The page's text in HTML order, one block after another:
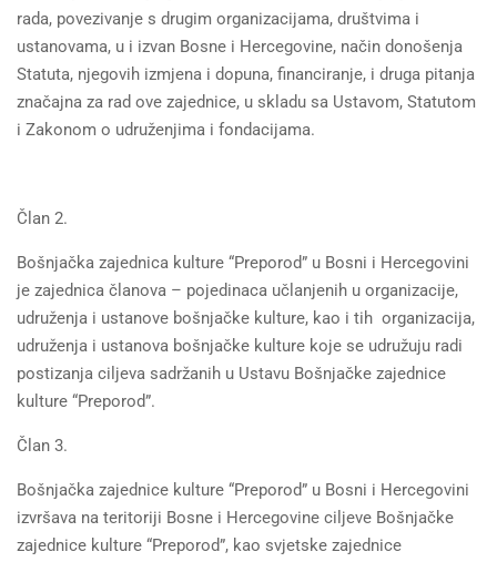
rada, povezivanje s drugim organizacijama, društvima i
ustanovama, u i izvan Bosne i Hercegovine, način donošenja
Statuta, njegovih izmjena i dopuna, financiranje, i druga pitanja
značajna za rad ove zajednice, u skladu sa Ustavom, Statutom
i Zakonom o udruženjima i fondacijama.
Član 2.
Bošnjačka zajednica kulture “Preporod” u Bosni i Hercegovini
je zajednica članova – pojedinaca učlanjenih u organizacije,
udruženja i ustanove bošnjačke kulture, kao i tih organizacija,
udruženja i ustanova bošnjačke kulture koje se udružuju radi
postizanja ciljeva sadržanih u Ustavu Bošnjačke zajednice
kulture “Preporod”.
Član 3.
Bošnjačka zajednice kulture “Preporod” u Bosni i Hercegovini
izvršava na teritoriji Bosne i Hercegovine ciljeve Bošnjačke
zajednice kulture “Preporod”, kao svjetske zajednice